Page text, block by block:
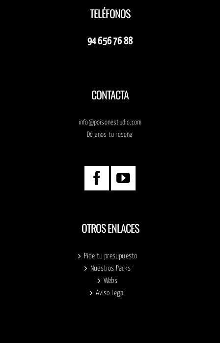
TELÉFONOS
94 656 76 88
CONTACTA
info@poisonestudio.com
Déjanos tu reseña
OTROS ENLACES
Pide tu presupuesto
Nuestros Packs
Webs
Aviso Legal